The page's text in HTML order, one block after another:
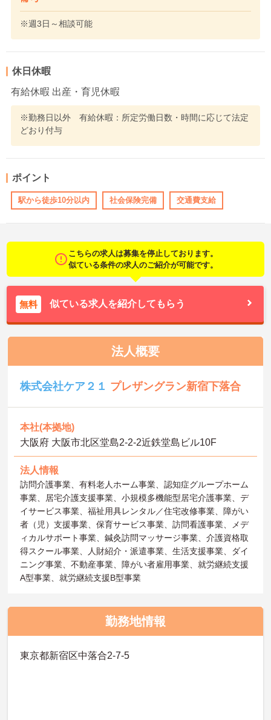
※週3日～相談可能
休日休暇
有給休暇 出産・育児休暇
※勤務日以外 有給休暇：所定労働日数・時間に応じて法定
どおり付与
ポイント
駅から徒歩10分以内 社会保険完備 交通費支給
こちらの求人は募集を停止しております。
似ている条件の求人のご紹介が可能です。
無料 似ている求人を紹介してもらう
法人概要
株式会社ケア２１ プレザングラン新宿下落合
本社(本拠地)
大阪府 大阪市北区堂島2-2-2近鉄堂島ビル10F
法人情報
訪問介護事業、有料老人ホーム事業、認知症グループホーム
事業、居宅介護支援事業、小規模多機能型居宅介護事業、デ
イサービス事業、福祉用具レンタル／住宅改修事業、障がい
者（児）支援事業、保育サービス事業、訪問看護事業、メデ
ィカルサポート事業、鍼灸訪問マッサージ事業、介護資格取
得スクール事業、人財紹介・派遣事業、生活支援事業、ダイ
ニング事業、不動産事業、障がい者雇用事業、就労継続支援
A型事業、就労継続支援B型事業
勤務地情報
東京都新宿区中落合2-7-5